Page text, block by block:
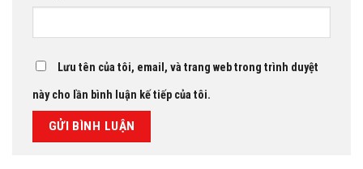
Lưu tên của tôi, email, và trang web trong trình duyệt
này cho lần bình luận kế tiếp của tôi.